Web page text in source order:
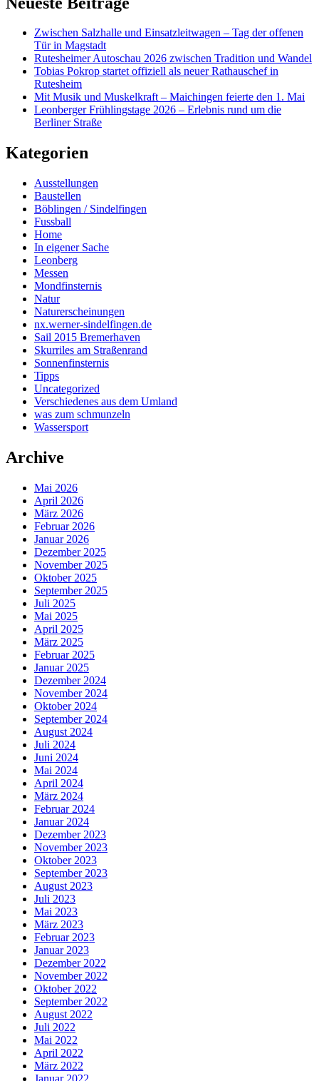
Zwischen Salzhalle und Einsatzleitwagen – Tag der offenen
Tür in Magstadt
Rutesheimer Autoschau 2026 zwischen Tradition und Wandel
Tobias Pokrop startet offiziell als neuer Rathauschef in
Rutesheim
Mit Musik und Muskelkraft – Maichingen feierte den 1. Mai
Leonberger Frühlingstage 2026 – Erlebnis rund um die
Berliner Straße
Kategorien
Ausstellungen
Baustellen
Böblingen / Sindelfingen
Fussball
Home
In eigener Sache
Leonberg
Messen
Mondfinsternis
Natur
Naturerscheinungen
nx.werner-sindelfingen.de
Sail 2015 Bremerhaven
Skurriles am Straßenrand
Sonnenfinsternis
Tipps
Uncategorized
Verschiedenes aus dem Umland
was zum schmunzeln
Wassersport
Archive
Mai 2026
April 2026
März 2026
Februar 2026
Januar 2026
Dezember 2025
November 2025
Oktober 2025
September 2025
Juli 2025
Mai 2025
April 2025
März 2025
Februar 2025
Januar 2025
Dezember 2024
November 2024
Oktober 2024
September 2024
August 2024
Juli 2024
Juni 2024
Mai 2024
April 2024
März 2024
Februar 2024
Januar 2024
Dezember 2023
November 2023
Oktober 2023
September 2023
August 2023
Juli 2023
Mai 2023
März 2023
Februar 2023
Januar 2023
Dezember 2022
November 2022
Oktober 2022
September 2022
August 2022
Juli 2022
Mai 2022
April 2022
März 2022
Januar 2022